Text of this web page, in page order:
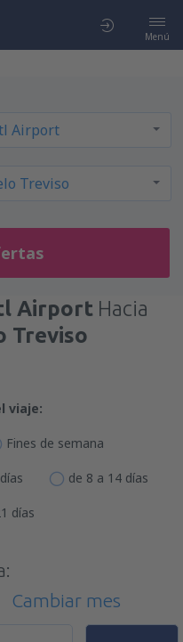
Menú
AirportHacia
Treviso
viaje:
Fines de semana
de 8 a 14 días
días
Cambiar mes